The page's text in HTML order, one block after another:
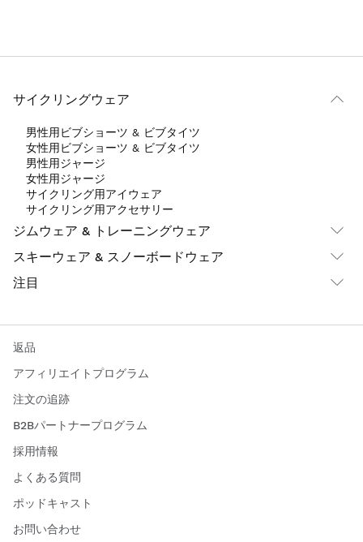
サイクリングウェア
男性用ビブショーツ & ビブタイツ
女性用ビブショーツ & ビブタイツ
男性用ジャージ
女性用ジャージ
サイクリング用アイウェア
サイクリング用アクセサリー
ジムウェア & トレーニングウェア
スキーウェア & スノーボードウェア
注目
返品
アフィリエイトプログラム
注文の追跡
B2Bパートナープログラム
採用情報
よくある質問
ポッドキャスト
お問い合わせ